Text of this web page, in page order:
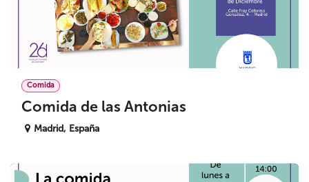
Comida
Comida de las Antonias
Madrid, España